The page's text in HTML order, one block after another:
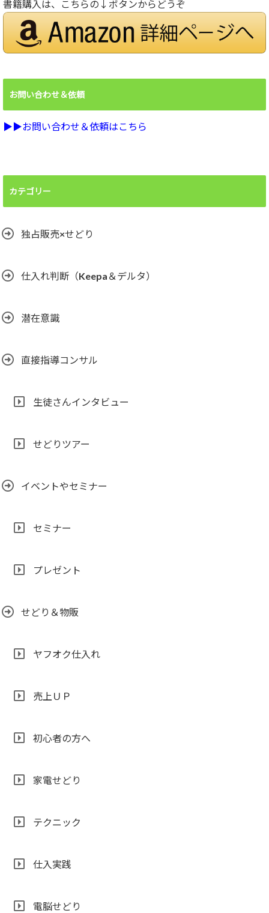
書籍購入は、こちらの↓ボタンからどうぞ
お問い合わせ＆依頼
▶︎▶︎お問い合わせ＆依頼はこちら
カテゴリー
独占販売×せどり
仕入れ判断（Keepa＆デルタ）
潜在意識
直接指導コンサル
生徒さんインタビュー
せどりツアー
イベントやセミナー
セミナー
プレゼント
せどり＆物販
ヤフオク仕入れ
売上ＵＰ
初心者の方へ
家電せどり
テクニック
仕入実践
電脳せどり